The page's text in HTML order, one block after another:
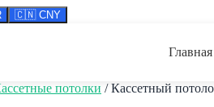
🇨🇳 CNY
Главная
потолки / Кассетный